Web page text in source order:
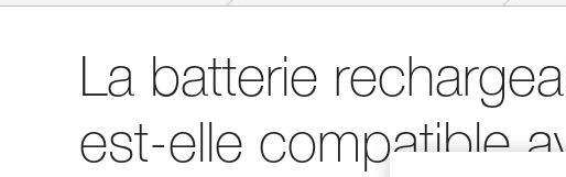
La batterie
est-elle compatible